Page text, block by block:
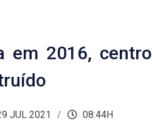
em 2016,
JUL 2021 08:44H